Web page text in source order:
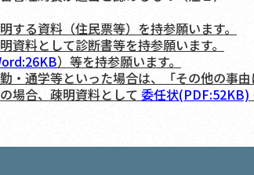
する資料（住民票等）を持参願います。
資料として診断書等を持参願います。
26KB）等を持参願います。
・通学等といった場合は、「その他の事
場合、疎明資料として 委任状(PDF:52KB)